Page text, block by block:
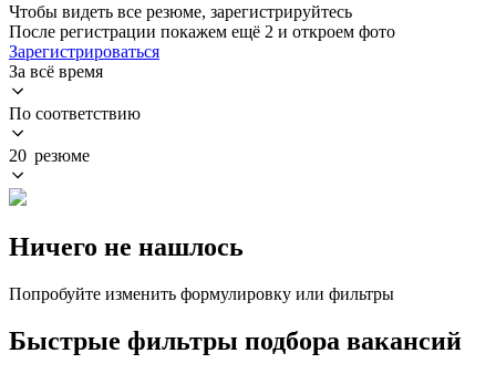
Чтобы видеть все резюме, зарегистрируйтесь
После регистрации покажем ещё 2 и откроем фото
Зарегистрироваться
За всё время
По соответствию
20 резюме
Ничего не нашлось
Попробуйте изменить формулировку или фильтры
Быстрые фильтры подбора вакансий